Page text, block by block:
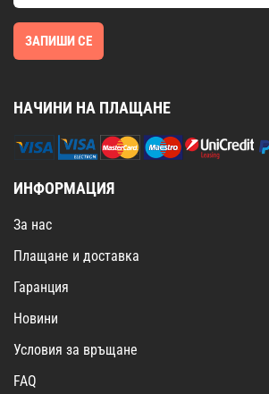
ЗАПИШИ СЕ
НАЧИНИ НА ПЛАЩАНЕ
ИНФОРМАЦИЯ
За нас
Плащане и доставка
Гаранция
Новини
Условия за връщане
FAQ